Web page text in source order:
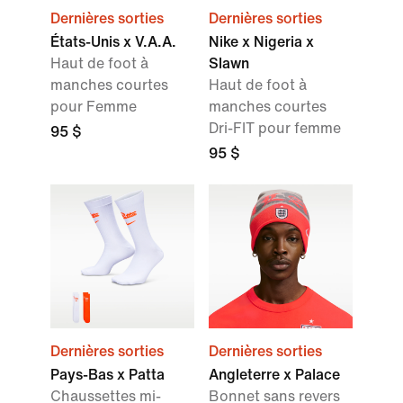
Dernières sorties
États-Unis x V.A.A.
Haut de foot à
manches courtes
pour Femme
95 $
Dernières sorties
Nike x Nigeria x
Slawn
Haut de foot à
manches courtes
Dri-FIT pour femme
95 $
Dernières sorties
Pays-Bas x Patta
Chaussettes mi-
Dernières sorties
Angleterre x Palace
Bonnet sans revers